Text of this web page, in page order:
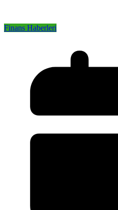
Finans Haberleri